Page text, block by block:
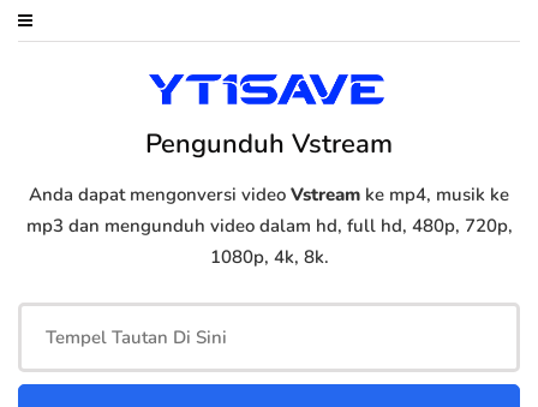
Pengunduh Vstream
Anda dapat mengonversi video Vstream ke mp4, musik ke
mp3 dan mengunduh video dalam hd, full hd, 480p, 720p,
1080p, 4k, 8k.